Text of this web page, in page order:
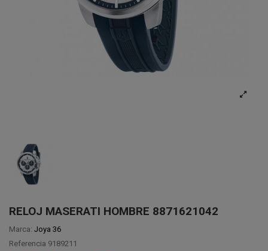
RELOJ MASERATI HOMBRE 8871621042
Marca: Joya 36
Referencia 9189211